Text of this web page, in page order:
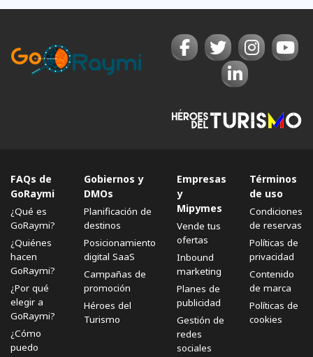
FAQs de
GoRaymi
¿Qué es
GoRaymi?
¿Quiénes
hacen
GoRaymi?
¿Por qué
elegir a
GoRaymi?
¿Cómo
puedo
Gobiernos y
DMOs
Planificación de
destinos
Posicionamiento
digital SaaS
Campañas de
promoción
Héroes del
Turismo
Empresas
y
Mipymes
Vende tus
ofertas
Inbound
marketing
Planes de
publicidad
Gestión de
redes
sociales
Términos
de uso
Condiciones
de reservas
Políticas de
privacidad
Contenido
de marca
Políticas de
cookies